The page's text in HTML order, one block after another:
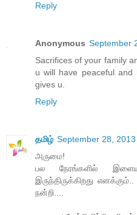
Reply
Anonymous September
Sacrifices of your family
u will have peaceful
gives u.
Reply
தமிழ் September 28,
அருமை!
பல நேரங்களில்
இருந்திருக்கிறது
நன்றி....